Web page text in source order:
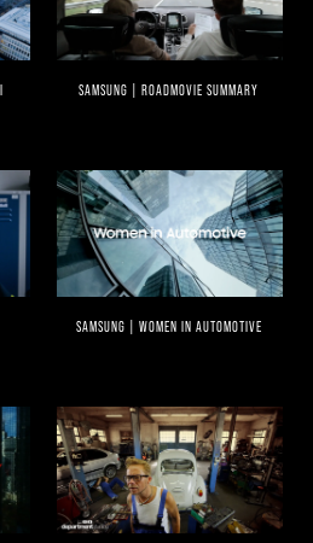
SAMSUNG | ROADMOVIE SUMMARY
SAMSUNG | WOMEN IN AUTOMOTIVE